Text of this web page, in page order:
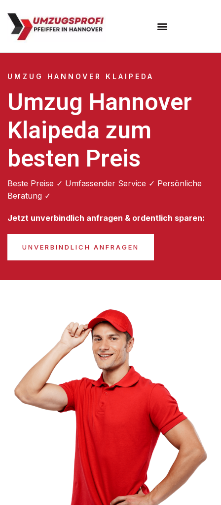
UMZUG HANNOVER KLAIPEDA
Umzug Hannover
Klaipeda zum
besten Preis
Beste Preise ✓ Umfassender Service ✓ Persönliche
Beratung ✓
Jetzt unverbindlich anfragen & ordentlich sparen:
UNVERBINDLICH ANFRAGEN